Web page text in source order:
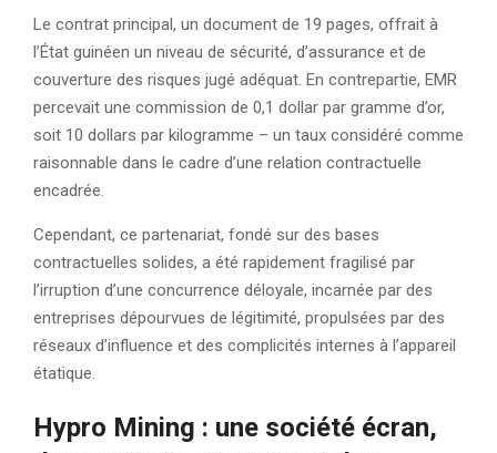
Le contrat principal, un document de 19 pages, offrait à
l’État guinéen un niveau de sécurité, d’assurance et de
couverture des risques jugé adéquat. En contrepartie, EMR
percevait une commission de 0,1 dollar par gramme d’or,
soit 10 dollars par kilogramme – un taux considéré comme
raisonnable dans le cadre d’une relation contractuelle
encadrée.
Cependant, ce partenariat, fondé sur des bases
contractuelles solides, a été rapidement fragilisé par
l’irruption d’une concurrence déloyale, incarnée par des
entreprises dépourvues de légitimité, propulsées par des
réseaux d’influence et des complicités internes à l’appareil
étatique.
Hypro Mining : une société écran,